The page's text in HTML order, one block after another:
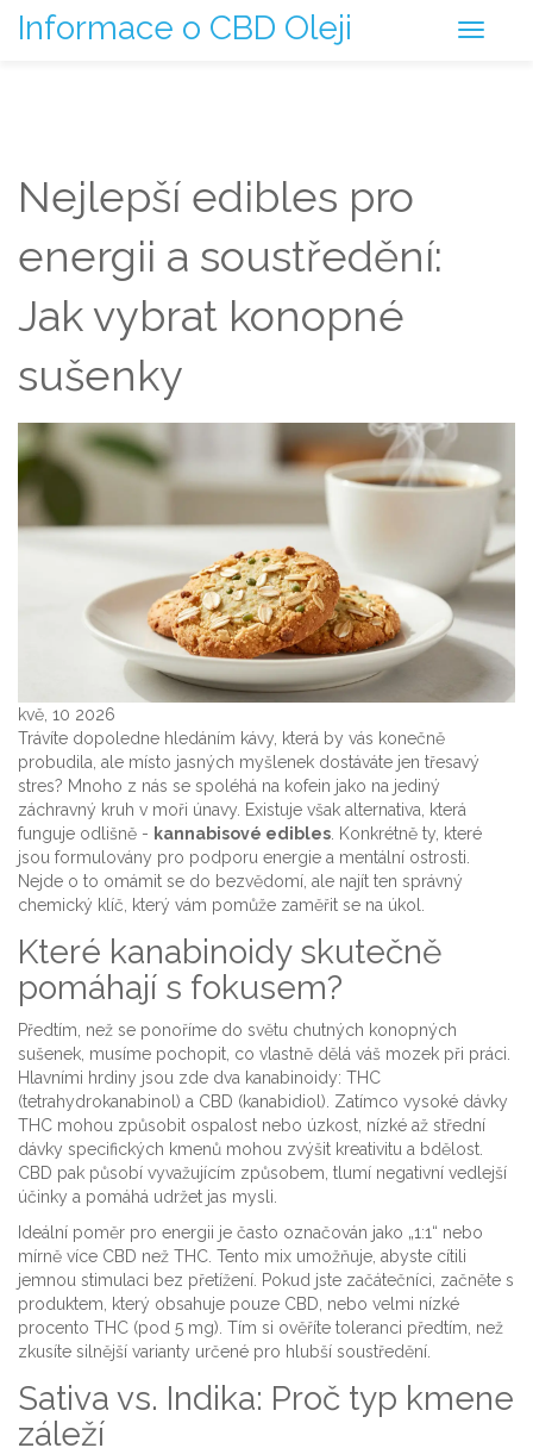
Informace o CBD Oleji
Nejlepší edibles pro
energii a soustředění:
Jak vybrat konopné
sušenky
kvě, 10 2026
Trávíte dopoledne hledáním kávy, která by vás konečně
probudila, ale místo jasných myšlenek dostáváte jen třesavý
stres? Mnoho z nás se spoléhá na kofein jako na jediný
záchravný kruh v moři únavy. Existuje však alternativa, která
funguje odlišně - kannabisové edibles . Konkrétně ty, které
jsou formulovány pro podporu energie a mentální ostrosti.
Nejde o to omámit se do bezvědomí, ale najít ten správný
chemický klíč, který vám pomůže zaměřit se na úkol.
Které kanabinoidy skutečně
pomáhají s fokusem?
Předtím, než se ponoříme do světu chutných konopných
sušenek , musíme pochopit, co vlastně dělá váš mozek při práci.
Hlavními hrdiny jsou zde dva kanabinoidy: THC
(tetrahydrokanabinol) a CBD (kanabidiol) . Zatímco vysoké dávky
THC mohou způsobit ospalost nebo úzkost, nízké až střední
dávky specifických kmenů mohou zvýšit kreativitu a bdělost.
CBD pak působí vyvažujícím způsobem, tlumí negativní vedlejší
účinky a pomáhá udržet jas mysli.
Ideální poměr pro energii je často označován jako „1:1“ nebo
mírně více CBD než THC. Tento mix umožňuje, abyste cítili
jemnou stimulaci bez přetížení. Pokud jste začátečníci, začněte s
produktem, který obsahuje pouze CBD, nebo velmi nízké
procento THC (pod 5 mg). Tím si ověříte toleranci předtím, než
zkusíte silnější varianty určené pro hlubší soustředění.
Sativa vs. Indika: Proč typ kmene
záleží